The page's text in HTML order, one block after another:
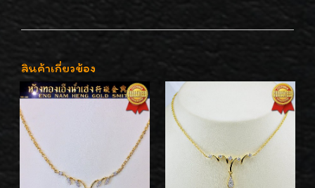
สินค้าเกี่ยวข้อง